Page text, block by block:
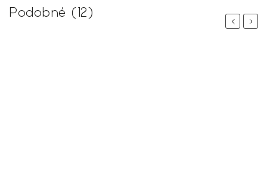
Podobné (12)
PreviousNext